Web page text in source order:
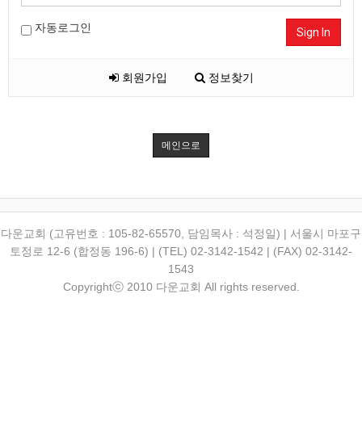
자동로그인 Sign In
회원가입 정보찾기
메인으로
다운교회 (고유번호 : 105-82-65570, 담임목사 : 석정일) | 서울시 마포구
토정로 12-6 (합정동 196-6) | (TEL) 02-3142-1542 | (FAX) 02-3142-
1543
Copyrightⓒ 2010 다운교회 All rights reserved.